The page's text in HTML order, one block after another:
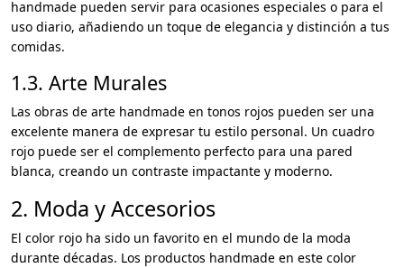
handmade pueden servir para ocasiones especiales o para el
uso diario, añadiendo un toque de elegancia y distinción a tus
comidas.
1.3. Arte Murales
Las obras de arte handmade en tonos rojos pueden ser una
excelente manera de expresar tu estilo personal. Un cuadro
rojo puede ser el complemento perfecto para una pared
blanca, creando un contraste impactante y moderno.
2. Moda y Accesorios
El color rojo ha sido un favorito en el mundo de la moda
durante décadas. Los productos handmade en este color